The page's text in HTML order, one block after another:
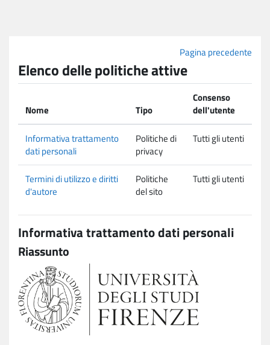
Pagina precedente
Elenco delle politiche attive
Nome Tipo
Consenso
dell'utente
Informativa trattamento
dati personali
Politiche di
privacy
Tutti gli utenti
Termini di utilizzo e diritti
d'autore
Politiche
del sito
Tutti gli utenti
Informativa trattamento dati personali
Riassunto